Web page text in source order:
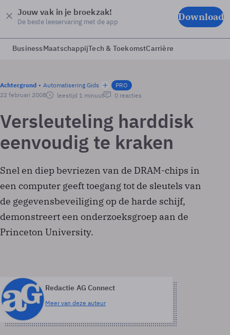
Jouw vak in je broekzak!
De beste leeservaring met de app Download
BusinessMaatschappijTech & ToekomstCarrière
Achtergrond Automatisering Gids
PRO
22 februari 2008
leestijd 1 minuut 0 reacties
Versleuteling harddisk
eenvoudig te kraken
Snel en diep bevriezen van de DRAM-chips in
een computer geeft toegang tot de sleutels van
de gegevensbeveiliging op de harde schijf,
demonstreert een onderzoeksgroep aan de
Princeton University.
Redactie AG Connect
Meer van deze auteur